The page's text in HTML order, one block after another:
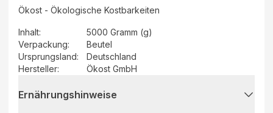
Ökost - Ökologische Kostbarkeiten
Inhalt:
5000 Gramm (g)
Verpackung:
Beutel
Ursprungsland:
Deutschland
Hersteller: Ökost GmbH
Ernährungshinweise